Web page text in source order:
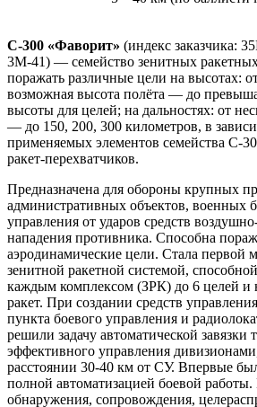
С-300 «Фаворит» (индекс заказчика:
3М-41) — семейство зенитных
поражать различные цели на высотах:
возможная высота полёта — до
высоты для целей; на дальностях: от
— до 150, 200, 300 километров, в
применяемых элементов семейства С-
ракет-перехватчиков.
Предназначена для обороны крупных
административных объектов, военных
управления от ударов средств
нападения противника. Способна
аэродинамические цели. Стала первой
зенитной ракетной системой,
каждым комплексом (ЗРК) до 6 целей и
ракет. При создании средств
пункта боевого управления и
решили задачу автоматической завязки
эффективного управления
расстоянии 30-40 км от СУ. Впервые
полной автоматизацией боевой
обнаружения, сопровождения,